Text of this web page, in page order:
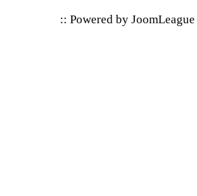
:: Powered byJoomLeague